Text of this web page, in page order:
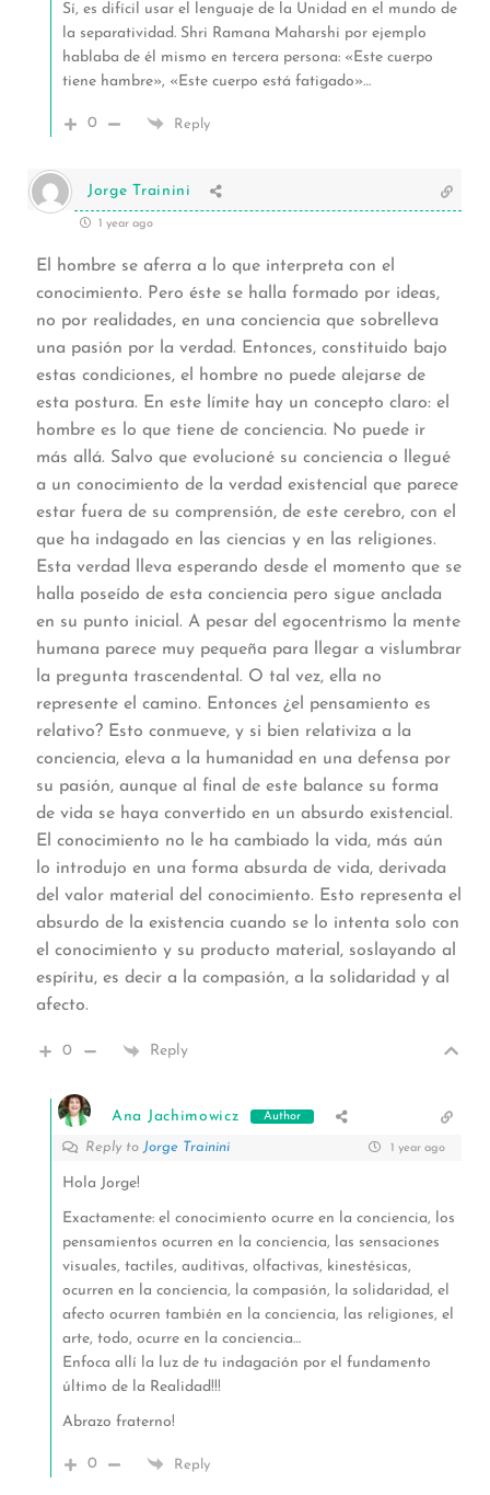
Sí, es difícil usar el lenguaje de la Unidad en el mundo de
la separatividad. Shri Ramana Maharshi por ejemplo
hablaba de él mismo en tercera persona: «Este cuerpo
tiene hambre», «Este cuerpo está fatigado»…
0 Reply
Jorge Trainini
1 year ago
El hombre se aferra a lo que interpreta con el
conocimiento. Pero éste se halla formado por ideas,
no por realidades, en una conciencia que sobrelleva
una pasión por la verdad. Entonces, constituido bajo
estas condiciones, el hombre no puede alejarse de
esta postura. En este límite hay un concepto claro: el
hombre es lo que tiene de conciencia. No puede ir
más allá. Salvo que evolucioné su conciencia o llegué
a un conocimiento de la verdad existencial que parece
estar fuera de su comprensión, de este cerebro, con el
que ha indagado en las ciencias y en las religiones.
Esta verdad lleva esperando desde el momento que se
halla poseído de esta conciencia pero sigue anclada
en su punto inicial. A pesar del egocentrismo la mente
humana parece muy pequeña para llegar a vislumbrar
la pregunta trascendental. O tal vez, ella no
represente el camino. Entonces ¿el pensamiento es
relativo? Esto conmueve, y si bien relativiza a la
conciencia, eleva a la humanidad en una defensa por
su pasión, aunque al final de este balance su forma
de vida se haya convertido en un absurdo existencial.
El conocimiento no le ha cambiado la vida, más aún
lo introdujo en una forma absurda de vida, derivada
del valor material del conocimiento. Esto representa el
absurdo de la existencia cuando se lo intenta solo con
el conocimiento y su producto material, soslayando al
espíritu, es decir a la compasión, a la solidaridad y al
afecto.
0 Reply
Ana Jachimowicz Author
Reply to Jorge Trainini 1 year ago
Hola Jorge!
Exactamente: el conocimiento ocurre en la conciencia, los
pensamientos ocurren en la conciencia, las sensaciones
visuales, tactiles, auditivas, olfactivas, kinestésicas,
ocurren en la conciencia, la compasión, la solidaridad, el
afecto ocurren también en la conciencia, las religiones, el
arte, todo, ocurre en la conciencia…
Enfoca allí la luz de tu indagación por el fundamento
último de la Realidad!!!
Abrazo fraterno!
0 Reply